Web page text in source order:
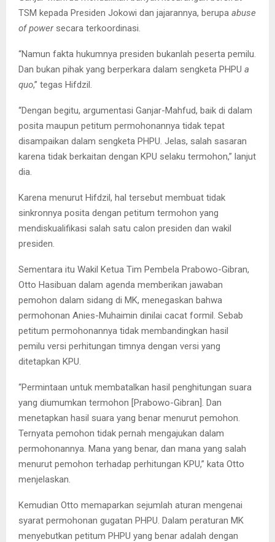
TSM kepada Presiden Jokowi dan jajarannya, berupa abuse
of powersecara terkoordinasi.
“Namun fakta hukumnya presiden bukanlah peserta pemilu.
Dan bukan pihak yang berperkara dalam sengketa PHPU a
quo,” tegas Hifdzil.
“Dengan begitu, argumentasi Ganjar-Mahfud, baik di dalam
posita maupun petitum permohonannya tidak tepat
disampaikan dalam sengketa PHPU. Jelas, salah sasaran
karena tidak berkaitan dengan KPU selaku termohon,” lanjut
dia.
Karena menurut Hifdzil, hal tersebut membuat tidak
sinkronnya posita dengan petitum termohon yang
mendiskualifikasi salah satu calon presiden dan wakil
presiden.
Sementara itu Wakil Ketua Tim Pembela Prabowo-Gibran,
Otto Hasibuan dalam agenda memberikan jawaban
pemohon dalam sidang di MK, menegaskan bahwa
permohonan Anies-Muhaimin dinilai cacat formil. Sebab
petitum permohonannya tidak membandingkan hasil
pemilu versi perhitungan timnya dengan versi yang
ditetapkan KPU.
“Permintaan untuk membatalkan hasil penghitungan suara
yang diumumkan termohon [Prabowo-Gibran]. Dan
menetapkan hasil suara yang benar menurut pemohon.
Ternyata pemohon tidak pernah mengajukan dalam
permohonannya. Mana yang benar, dan mana yang salah
menurut pemohon terhadap perhitungan KPU,” kata Otto
menjelaskan.
Kemudian Otto memaparkan sejumlah aturan mengenai
syarat permohonan gugatan PHPU. Dalam peraturan MK
menyebutkan petitum PHPU yang benar adalah dengan